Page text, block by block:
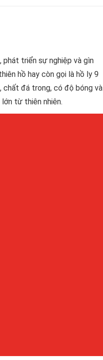
phát triển sự nghiệp và gìn
hồ hay còn gọi là hồ ly 9
chất đá trong, có độ bóng và
từ thiên nhiên.